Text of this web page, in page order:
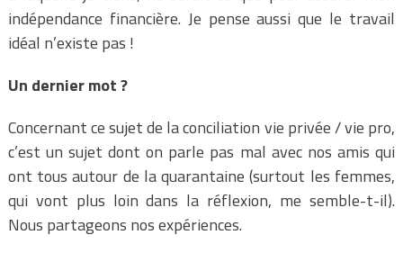
indépendance financière. Je pense aussi que le travail
idéal n’existe pas !
Un dernier mot ?
Concernant ce sujet de la conciliation vie privée / vie pro,
c’est un sujet dont on parle pas mal avec nos amis qui
ont tous autour de la quarantaine (surtout les femmes,
qui vont plus loin dans la réflexion, me semble-t-il).
Nous partageons nos expériences.